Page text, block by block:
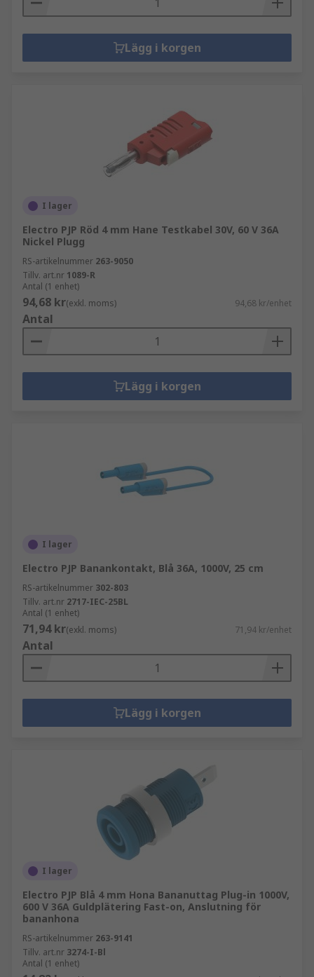
Lägg i korgen
I lager
Electro PJP Röd 4 mm Hane Testkabel 30V, 60 V 36A
Nickel Plugg
RS-artikelnummer 263-9050
Tillv. art.nr 1089-R
Antal (1 enhet)
94,68 kr(exkl. moms) 94,68 kr/enhet
Antal
Lägg i korgen
I lager
Electro PJP Banankontakt, Blå 36A, 1000V, 25 cm
RS-artikelnummer 302-803
Tillv. art.nr 2717-IEC-25BL
Antal (1 enhet)
71,94 kr(exkl. moms) 71,94 kr/enhet
Antal
Lägg i korgen
I lager
Electro PJP Blå 4 mm Hona Bananuttag Plug-in 1000V,
600 V 36A Guldplätering Fast-on, Anslutning för
bananhona
RS-artikelnummer 263-9141
Tillv. art.nr 3274-I-Bl
Antal (1 enhet)